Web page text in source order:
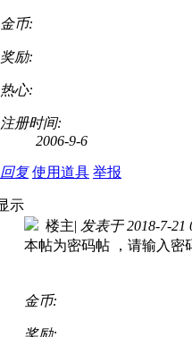
金币:
奖励:
热心:
注册时间:
2006-9-6
回复 使用道具 举报
楼主| 发表于 2018-7-21
本帖为密码帖 ，请输入密
金币:
奖励: